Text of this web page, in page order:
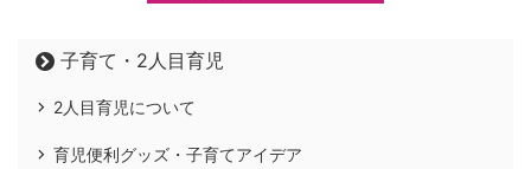
子育て・2人目育児
2人目育児について
育児便利グッズ・子育てアイデア